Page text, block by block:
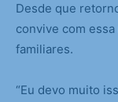
Desde que
convive com
familiares.
“Eu devo muito